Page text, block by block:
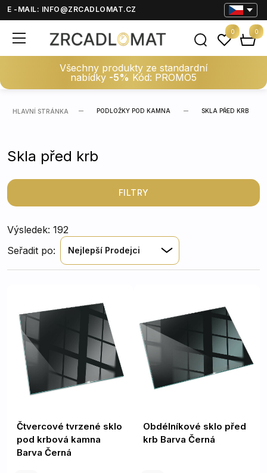
E -MAIL: INFO@ZRCADLOMAT.CZ
Všechny produkty ze standardní
nabídky -5% Kód: PROMO5
0 0
HLAVNÍ STRÁNKA PODLOŽKY POD KAMNA SKLA PŘED KRB
Skla před krb
FILTRY
Výsledek: 192
Seřadit po:
Nejlepší Prodejci
Čtvercové tvrzené sklo
pod krbová kamna
Barva Černá
Obdélníkové sklo před
krb Barva Černá